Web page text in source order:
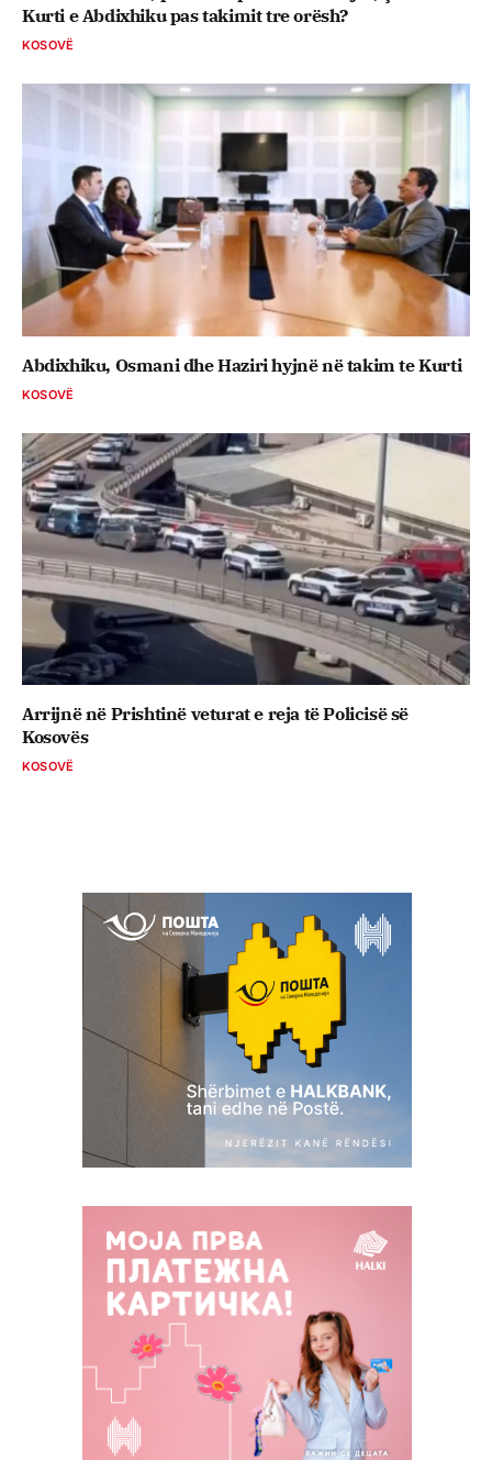
Kurti e Abdixhiku pas takimit tre orësh?
KOSOVË
Abdixhiku, Osmani dhe Haziri hyjnë në takim te Kurti
KOSOVË
Arrijnë në Prishtinë veturat e reja të Policisë së
Kosovës
KOSOVË